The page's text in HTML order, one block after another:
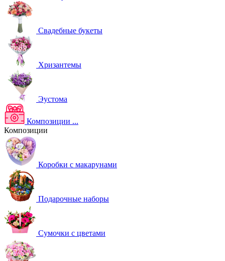
Свадебные букеты
Хризантемы
Эустома
Композиции ...
Композиции
Коробки с макарунами
Подарочные наборы
Сумочки с цветами